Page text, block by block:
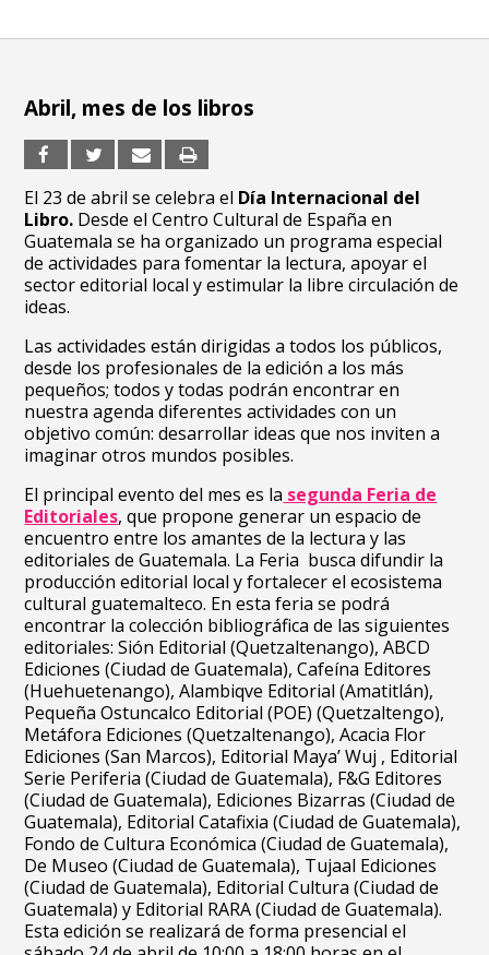
Abril, mes de los libros
El 23 de abril se celebra el Día Internacional del
Libro. Desde el Centro Cultural de España en
Guatemala se ha organizado un programa especial
de actividades para fomentar la lectura, apoyar el
sector editorial local y estimular la libre circulación de
ideas.
Las actividades están dirigidas a todos los públicos,
desde los profesionales de la edición a los más
pequeños; todos y todas podrán encontrar en
nuestra agenda diferentes actividades con un
objetivo común: desarrollar ideas que nos inviten a
imaginar otros mundos posibles.
El principal evento del mes es la segunda Feria de
Editoriales, que propone generar un espacio de
encuentro entre los amantes de la lectura y las
editoriales de Guatemala. La Feria busca difundir la
producción editorial local y fortalecer el ecosistema
cultural guatemalteco. En esta feria se podrá
encontrar la colección bibliográfica de las siguientes
editoriales: Sión Editorial (Quetzaltenango), ABCD
Ediciones (Ciudad de Guatemala), Cafeína Editores
(Huehuetenango), Alambiqve Editorial (Amatitlán),
Pequeña Ostuncalco Editorial (POE) (Quetzaltengo),
Metáfora Ediciones (Quetzaltenango), Acacia Flor
Ediciones (San Marcos), Editorial Maya’ Wuj , Editorial
Serie Periferia (Ciudad de Guatemala), F&G Editores
(Ciudad de Guatemala), Ediciones Bizarras (Ciudad de
Guatemala), Editorial Catafixia (Ciudad de Guatemala),
Fondo de Cultura Económica (Ciudad de Guatemala),
De Museo (Ciudad de Guatemala), Tujaal Ediciones
(Ciudad de Guatemala), Editorial Cultura (Ciudad de
Guatemala) y Editorial RARA (Ciudad de Guatemala).
Esta edición se realizará de forma presencial el